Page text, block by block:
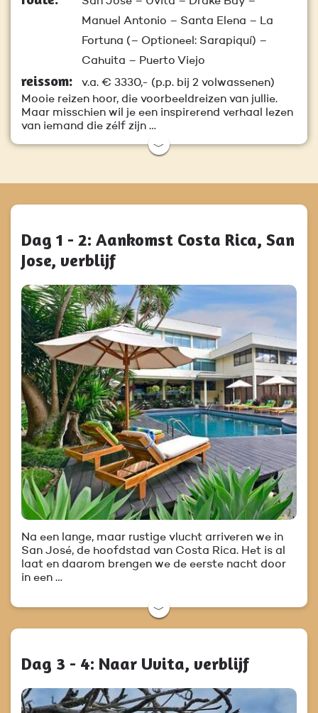
Manuel Antonio – Santa Elena – La
Fortuna (– Optioneel: Sarapiquí) –
Cahuita – Puerto Viejo
reissom: v.a. € 3330,- (p.p. bij 2 volwassenen)
Mooie reizen hoor, die voorbeeldreizen van jullie.
Maar misschien wil je een inspirerend verhaal lezen
van iemand die zélf zijn …
﹀
Dag 1 - 2: Aankomst Costa Rica, San
Jose, verblijf
Na een lange, maar rustige vlucht arriveren we in
San José, de hoofdstad van Costa Rica. Het is al
laat en daarom brengen we de eerste nacht door
in een …
﹀
Dag 3 - 4: Naar Uvita, verblijf